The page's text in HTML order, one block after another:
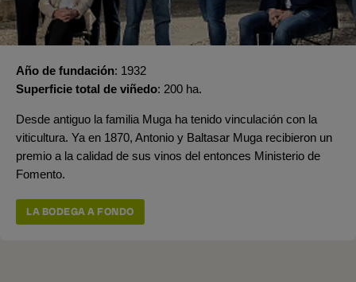
Año de fundación 1932
Superficie total de viñedo 200 ha.
Desde antiguo la familia Muga ha tenido vinculación con la
viticultura. Ya en 1870, Antonio y Baltasar Muga recibieron un
premio a la calidad de sus vinos del entonces Ministerio de
Fomento.
LA BODEGA A FONDO